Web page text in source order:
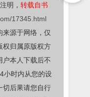
明， 转载自书
17345.html
来源于网络，仅
权归属原版权方
户本人下载后不
小时内从您的设
切后果请您自行